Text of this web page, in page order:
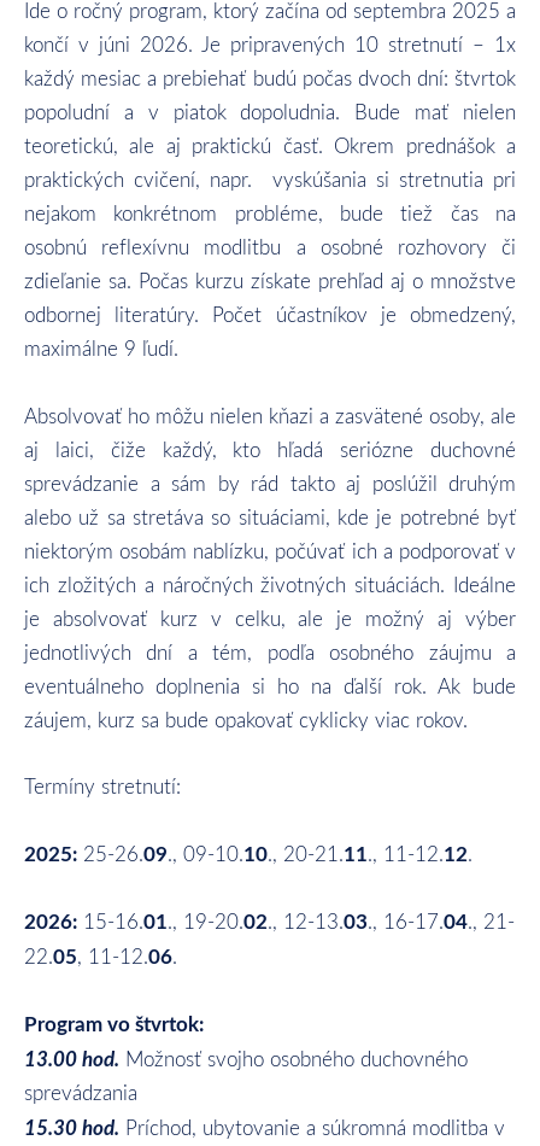
Ide o ročný program, ktorý začína od septembra 2025 a
končí v júni 2026. Je pripravených 10 stretnutí – 1x
každý mesiac a prebiehať budú počas dvoch dní: štvrtok
popoludní a v piatok dopoludnia. Bude mať nielen
teoretickú, ale aj praktickú časť. Okrem prednášok a
praktických cvičení, napr. vyskúšania si stretnutia pri
nejakom konkrétnom probléme, bude tiež čas na
osobnú reflexívnu modlitbu a osobné rozhovory či
zdieľanie sa. Počas kurzu získate prehľad aj o množstve
odbornej literatúry. Počet účastníkov je obmedzený,
maximálne 9 ľudí.
Absolvovať ho môžu nielen kňazi a zasvätené osoby, ale
aj laici, čiže každý, kto hľadá seriózne duchovné
sprevádzanie a sám by rád takto aj poslúžil druhým
alebo už sa stretáva so situáciami, kde je potrebné byť
niektorým osobám nablízku, počúvať ich a podporovať v
ich zložitých a náročných životných situáciách. Ideálne
je absolvovať kurz v celku, ale je možný aj výber
jednotlivých dní a tém, podľa osobného záujmu a
eventuálneho doplnenia si ho na ďalší rok. Ak bude
záujem, kurz sa bude opakovať cyklicky viac rokov.
Termíny stretnutí:
2025: 25-26.09., 09-10.10., 20-21.11., 11-12.12.
2026: 15-16.01., 19-20.02., 12-13.03., 16-17.04., 21-
22.05, 11-12.06.
Program vo štvrtok:
13.00 hod. Možnosť svojho osobného duchovného
sprevádzania
15.30 hod. Príchod, ubytovanie a súkromná modlitba v